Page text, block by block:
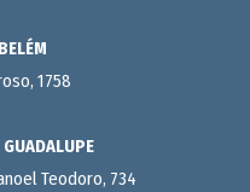
1758
Teodoro, 734